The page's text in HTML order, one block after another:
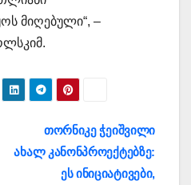
მიღებული“, –
თორნიკე ჭეიშვილი
ახალ კანონპროექტებზე:
ეს ინიციატივები,